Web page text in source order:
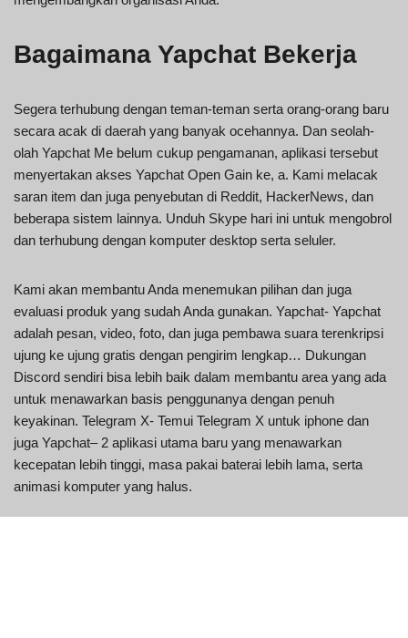
Bagaimana Yapchat Bekerja
Segera terhubung dengan teman-teman serta orang-orang baru
secara acak di daerah yang banyak ocehannya. Dan seolah-
olah Yapchat Me belum cukup pengamanan, aplikasi tersebut
menyertakan akses Yapchat Open Gain ke, a. Kami melacak
saran item dan juga penyebutan di Reddit, HackerNews, dan
beberapa sistem lainnya. Unduh Skype hari ini untuk mengobrol
dan terhubung dengan komputer desktop serta seluler.
Kami akan membantu Anda menemukan pilihan dan juga
evaluasi produk yang sudah Anda gunakan. Yapchat- Yapchat
adalah pesan, video, foto, dan juga pembawa suara terenkripsi
ujung ke ujung gratis dengan pengirim lengkap… Dukungan
Discord sendiri bisa lebih baik dalam membantu area yang ada
untuk menawarkan basis penggunanya dengan penuh
keyakinan. Telegram X- Temui Telegram X untuk iphone dan
juga Yapchat– 2 aplikasi utama baru yang menawarkan
kecepatan lebih tinggi, masa pakai baterai lebih lama, serta
animasi komputer yang halus.